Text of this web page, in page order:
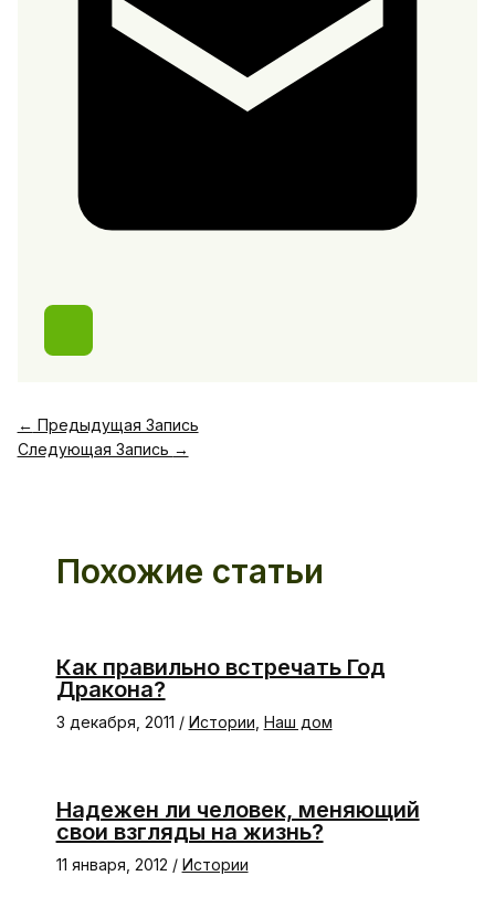
← Предыдущая Запись
Следующая Запись →
Похожие статьи
Как правильно встречать Год
Дракона?
3 декабря, 2011 / Истории Наш дом
Надежен ли человек, меняющий
свои взгляды на жизнь?
11 января, 2012 / Истории